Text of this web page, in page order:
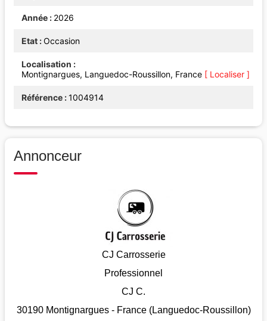
Année 2026
Etat Occasion
Localisation
Montignargues, Languedoc-Roussillon, France [ Localiser ]
Référence 1004914
Annonceur
CJ Carrosserie
Professionnel
CJ C.
30190 Montignargues - France (Languedoc-Roussillon)